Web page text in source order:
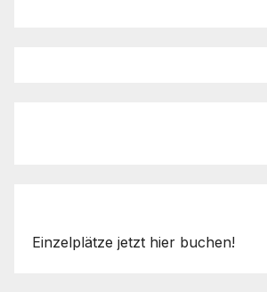
Einzelplätze jetzt hier buchen!